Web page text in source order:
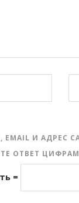
EMAIL И
ОТВЕТ
=